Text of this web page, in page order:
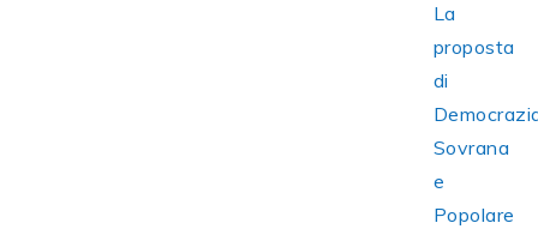
La
proposta
di
Sovrana
e
Popolare